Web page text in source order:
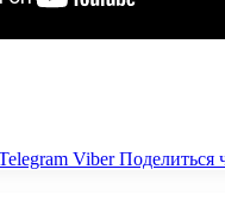
Viber Поделиться